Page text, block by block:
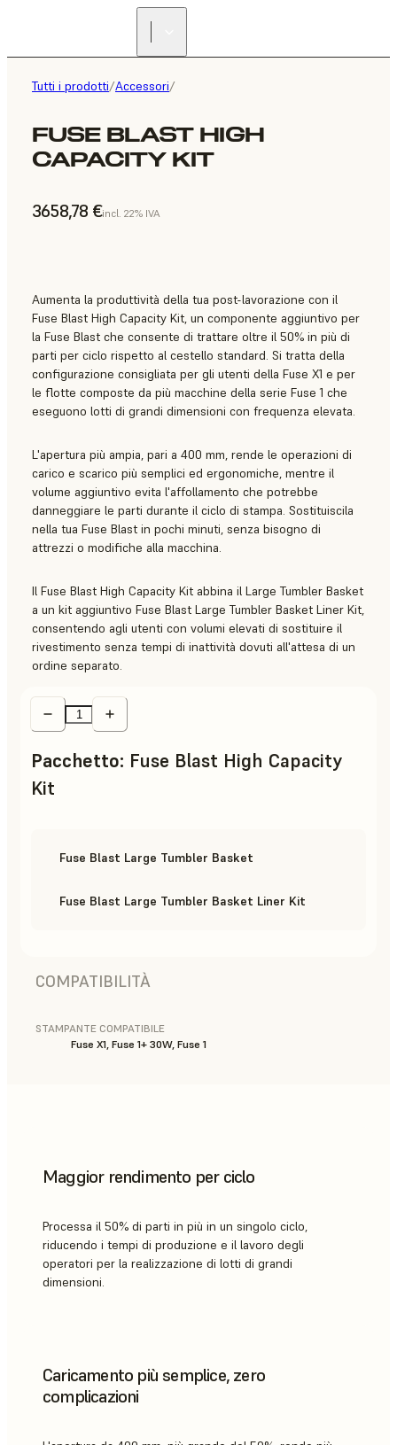
Tutti i prodotti/Accessori/
FUSE BLAST HIGH
CAPACITY KIT
3658,78 €incl. 22% IVA
Aumenta la produttività della tua post-lavorazione con il
Fuse Blast High Capacity Kit, un componente aggiuntivo per
la Fuse Blast che consente di trattare oltre il 50% in più di
parti per ciclo rispetto al cestello standard. Si tratta della
configurazione consigliata per gli utenti della Fuse X1 e per
le flotte composte da più macchine della serie Fuse 1 che
eseguono lotti di grandi dimensioni con frequenza elevata.
L'apertura più ampia, pari a 400 mm, rende le operazioni di
carico e scarico più semplici ed ergonomiche, mentre il
volume aggiuntivo evita l'affollamento che potrebbe
danneggiare le parti durante il ciclo di stampa. Sostituiscila
nella tua Fuse Blast in pochi minuti, senza bisogno di
attrezzi o modifiche alla macchina.
Il Fuse Blast High Capacity Kit abbina il Large Tumbler Basket
a un kit aggiuntivo Fuse Blast Large Tumbler Basket Liner Kit,
consentendo agli utenti con volumi elevati di sostituire il
rivestimento senza tempi di inattività dovuti all'attesa di un
ordine separato.
Pacchetto: Fuse Blast High Capacity
Kit
Fuse Blast Large Tumbler Basket
Fuse Blast Large Tumbler Basket Liner Kit
COMPATIBILITÀ
STAMPANTE COMPATIBILE
Fuse X1, Fuse 1+ 30W, Fuse 1
Maggior rendimento per ciclo
Processa il 50% di parti in più in un singolo ciclo,
riducendo i tempi di produzione e il lavoro degli
operatori per la realizzazione di lotti di grandi
dimensioni.
Caricamento più semplice, zero
complicazioni